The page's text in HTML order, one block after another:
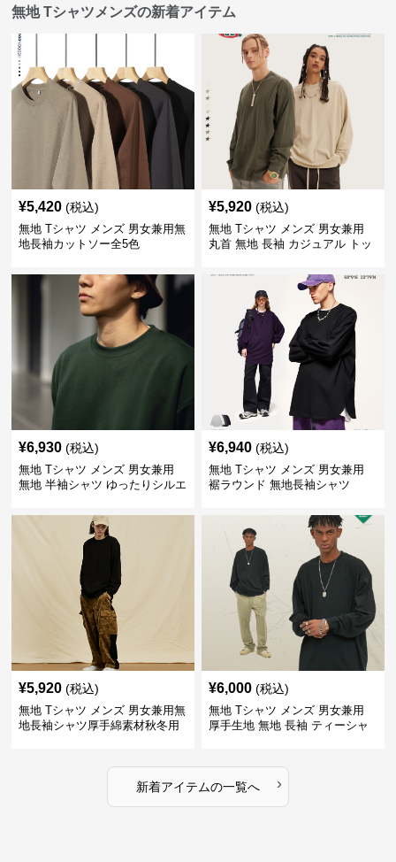
無地 Tシャツメンズの新着アイテム
¥5,420 (税込)
無地 Tシャツ メンズ 男女兼用無
地長袖カットソー全5色
¥5,920 (税込)
無地 Tシャツ メンズ 男女兼用
丸首 無地 長袖 カジュアル トッ
¥6,930 (税込)
無地 Tシャツ メンズ 男女兼用
無地 半袖シャツ ゆったりシルエ
¥6,940 (税込)
無地 Tシャツ メンズ 男女兼用
裾ラウンド 無地長袖シャツ
¥5,920 (税込)
無地 Tシャツ メンズ 男女兼用無
地長袖シャツ厚手綿素材秋冬用
¥6,000 (税込)
無地 Tシャツ メンズ 男女兼用
厚手生地 無地 長袖 ティーシャ
新着アイテムの一覧へ ›